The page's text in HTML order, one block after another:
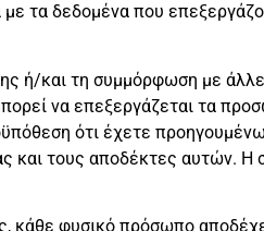
τα δεδομένα που
ή/και τη συμμόρφωση με
να επεξεργάζεται τα
ότι έχετε
και τους αποδέκτες αυτών. Η
κάθε φυσικό πρόσωπο